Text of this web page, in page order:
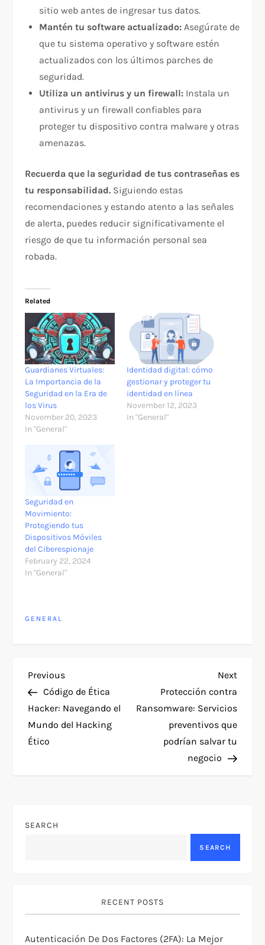
sitio web antes de ingresar tus datos.
Mantén tu software actualizado: Asegúrate de
que tu sistema operativo y software estén
actualizados con los últimos parches de
seguridad.
Utiliza un antivirus y un firewall: Instala un
antivirus y un firewall confiables para
proteger tu dispositivo contra malware y otras
amenazas.
Recuerda que la seguridad de tus contraseñas es
tu responsabilidad. Siguiendo estas
recomendaciones y estando atento a las señales
de alerta, puedes reducir significativamente el
riesgo de que tu información personal sea
robada.
Related
Guardianes Virtuales:
La Importancia de la
Seguridad en la Era de
los Virus
November 20, 2023
In "General"
Identidad digital: cómo
gestionar y proteger tu
identidad en línea
November 12, 2023
In "General"
Seguridad en
Movimiento:
Protegiendo tus
Dispositivos Móviles
del Ciberespionaje
February 22, 2024
In "General"
GENERAL
P
o
s
a
a
Previous
Post
Previous
Código de Ética
Hacker: Navegando el
Mundo del Hacking
Ético
Next
Post
Next
Protección contra
Ransomware: Servicios
preventivos que
podrían salvar tu
negocio
SEARCH
SEARCH
RECENT POSTS
Autenticación De Dos Factores (2FA): La Mejor